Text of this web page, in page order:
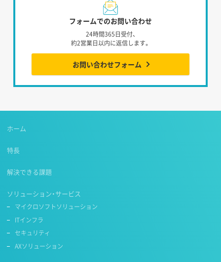
フォームでのお問い合わせ
24時間365日受付、
約2営業日以内に返信します。
お問い合わせフォーム
ホーム
特長
解決できる課題
ソリューション・サービス
マイクロソフトソリューション
ITインフラ
セキュリティ
AXソリューション